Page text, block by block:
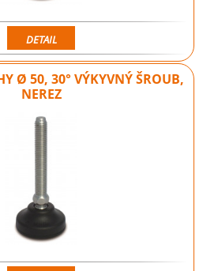
DETAIL
Ø 50, 30° VÝKYVNÝ ŠROUB,
NEREZ